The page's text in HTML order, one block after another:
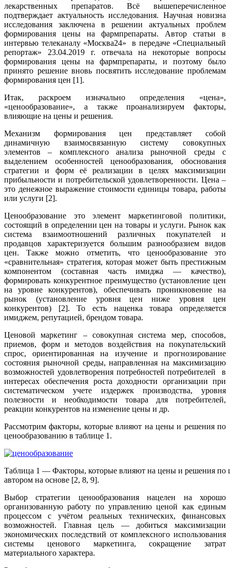
лекарственных препаратов. Всё вышеперечисленное
подтверждает актуальность исследования. Научная новизна
исследования заключена в решении актуальных проблем
формирования цены на фармпрепараты. Автор статьи в
интервью телеканалу «Москва24» в передаче «Специальный
репортаж» 23.04.2019 г. отвечала на некоторые вопросы
формирования цены на фармпрепараты, и поэтому было
принято решение вновь посвятить исследование проблемам
формирования цен [1].
Итак, раскроем изначально определения «цена»,
«ценообразование», а также проанализируем факторы,
влияющие на цены и решения.
Механизм формирования цен представляет собой
динамичную взаимосвязанную систему совокупных
элементов – комплексного анализа рыночной среды с
выделением особенностей ценообразования, обоснования
стратегии и форм её реализации в целях максимизации
прибыльности и потребительской удовлетворенности. Цена –
это денежное выражение стоимости единицы товара, работы
или услуги [2].
Ценообразование это элемент маркетинговой политики,
состоящий в определении цен на товары и услуги. Рынок как
система взаимоотношений различных покупателей и
продавцов характеризуется большим разнообразием видов
цен. Также можно отметить, что ценообразование это
«сравнительная» стратегия, которая может быть престижным
компонентом (составная часть имиджа — качество),
формировать конкурентное преимущество (установление цен
на уровне конкурентов), обеспечивать проникновение на
рынок (установление уровня цен ниже уровня цен
конкурентов) [2]. То есть наценка товара определяется
имиджем, репутацией, брендом товара.
Ценовой маркетинг – совокупная система мер, способов,
приемов, форм и методов воздействия на покупательский
спрос, ориентированная на изучение и прогнозирование
состояния рыночной среды, направленная на максимизацию
возможностей удовлетворения потребностей потребителей в
интересах обеспечения роста доходности организации при
систематическом учете издержек производства, уровня
полезности и необходимости товара для потребителей,
реакции конкурентов на изменение цены и др.
Рассмотрим факторы, которые влияют на цены и решения по
ценообразованию в таблице 1.
Таблица 1 — Факторы, которые влияют на цены и решения по
автором на основе [2, 8, 9].
Выбор стратегии ценообразования нацелен на хорошо
организованную работу по управлению ценой как единым
процессом с учётом реальных технических, финансовых
возможностей. Главная цель — добиться максимизации
экономических последствий от комплексного использования
системы ценового маркетинга, сокращение затрат
материального характера.